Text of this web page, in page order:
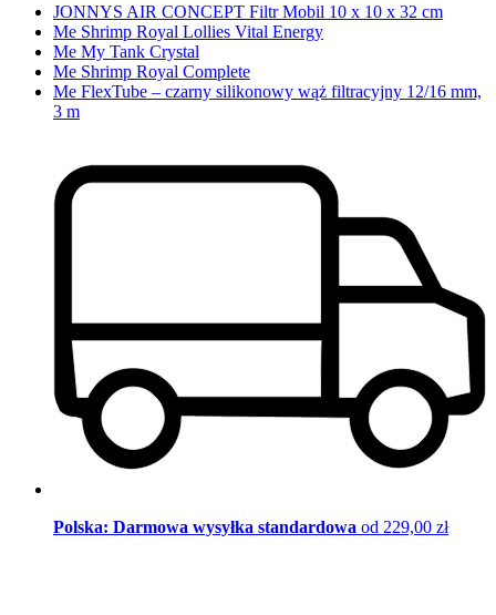
JONNYS AIR CONCEPT Filtr Mobil 10 x 10 x 32 cm
Me Shrimp Royal Lollies Vital Energy
Me My Tank Crystal
Me Shrimp Royal Complete
Me FlexTube – czarny silikonowy wąż filtracyjny 12/16 mm,
3 m
Polska: Darmowa wysyłka standardowa od 229,00 zł